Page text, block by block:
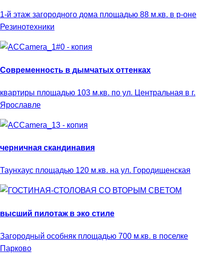
1-й этаж загородного дома площадью 88 м.кв. в р-оне
Резинотехники
Современность в дымчатых оттенках
квартиры площадью 103 м.кв. по ул. Центральная в г.
Ярославле
черничная скандинавия
Таунхаус площадью 120 м.кв. на ул. Городищенская
высший пилотаж в эко стиле
Загородный особняк площадью 700 м.кв. в поселке
Парково